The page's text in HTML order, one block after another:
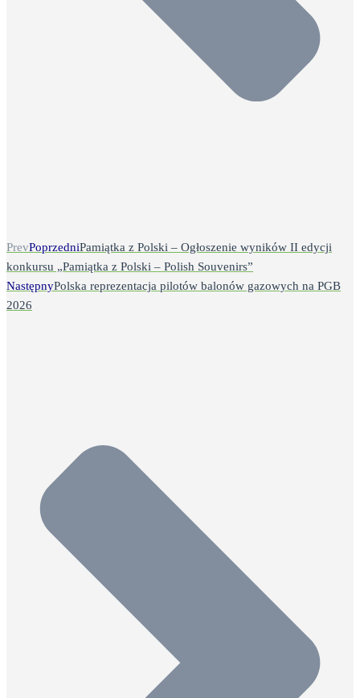
PrevPoprzedniPamiątka z Polski – Ogłoszenie wyników II edycji
konkursu „Pamiątka z Polski – Polish Souvenirs”
NastępnyPolska reprezentacja pilotów balonów gazowych na PGB
2026